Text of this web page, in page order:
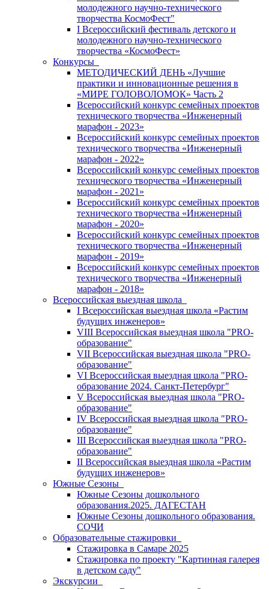
молодежного научно-технического
творчества КосмоФест"
I Всероссийский фестиваль детского и
молодежного научно-технического
творчества «КосмоФест»
Конкурсы
МЕТОДИЧЕСКИЙ ДЕНЬ «Лучшие
практики и инновационные решения в
«МИРЕ ГОЛОВОЛОМОК» Часть 2
Всероссийский конкурс семейных проектов
технического творчества «Инженерный
марафон - 2023»
Всероссийский конкурс семейных проектов
технического творчества «Инженерный
марафон - 2022»
Всероссийский конкурс семейных проектов
технического творчества «Инженерный
марафон - 2021»
Всероссийский конкурс семейных проектов
технического творчества «Инженерный
марафон - 2020»
Всероссийский конкурс семейных проектов
технического творчества «Инженерный
марафон - 2019»
Всероссийский конкурс семейных проектов
технического творчества «Инженерный
марафон - 2018»
Всероссийская выездная школа
I Всероссийская выездная школа «Растим
будущих инженеров»
VIII Всероссийская выездная школа "PRO-
образование"
VII Всероссийская выездная школа "PRO-
образование"
VI Всероссийская выездная школа "PRO-
образование 2024. Санкт-Петербург"
V Всероссийская выездная школа "PRO-
образование"
IV Всероссийская выездная школа "PRO-
образование"
III Всероссийская выездная школа "PRO-
образование"
II Всероссийская выездная школа «Растим
будущих инженеров»
Южные Сезоны
Южные Сезоны дошкольного
образования.2025. ДАГЕСТАН
Южные Сезоны дошкольного образования.
СОЧИ
Образовательные стажировки
Стажировка в Самаре 2025
Стажировка по проекту "Картинная галерея
в детском саду"
Экскурсии